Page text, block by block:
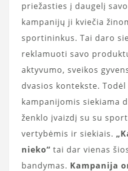
priežasties į daugelį
kampanijų ji kviečia
sportininkus. Tai daro
reklamuoti savo
aktyvumo, sveikos
dvasios kontekste.
kampanijomis siekiama
ženklo įvaizdį su su
vertybėmis ir siekiais.
nieko“ tai dar vienas
bandymas. Kampanija